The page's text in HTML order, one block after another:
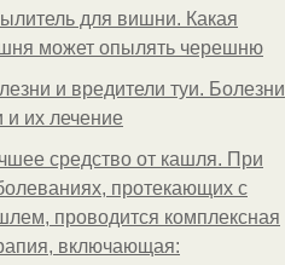
для вишни. Какая
может опылять черешню
и вредители туи. Болезни
и их лечение
средство от кашля. При
протекающих с
проводится комплексная
включающая: